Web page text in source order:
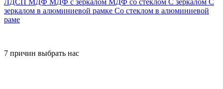
зеркалом в алюминиевой рамке Со стеклом в алюминиевой
раме
7 причин выбрать нас